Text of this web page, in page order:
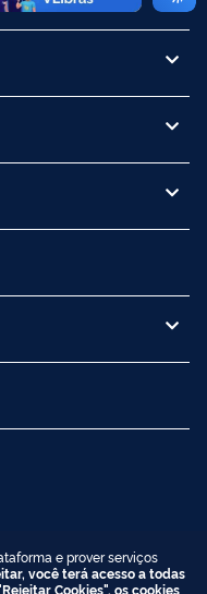
e prover serviços
você terá acesso a todas
Cookies", os cookies